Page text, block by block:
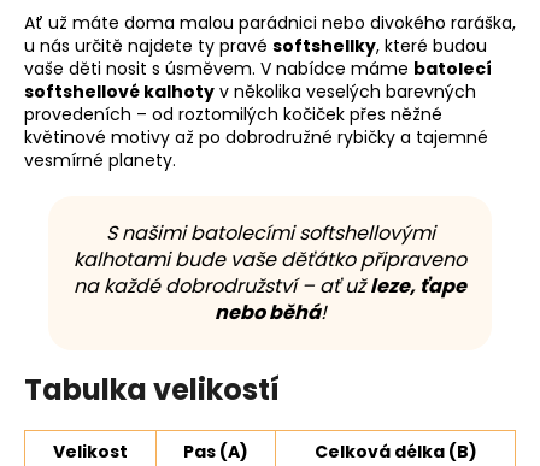
Ať už máte doma malou parádnici nebo divokého raráška,
u nás určitě najdete ty pravé softshellky, které budou
vaše děti nosit s úsměvem. V nabídce máme batolecí
softshellové kalhoty v několika veselých barevných
provedeních – od roztomilých kočiček přes něžné
květinové motivy až po dobrodružné rybičky a tajemné
vesmírné planety.
S našimi batolecími softshellovými
kalhotami bude vaše děťátko připraveno
na každé dobrodružství – ať užleze, ťape
nebo běhá!
Tabulka velikostí
Velikost Pas (A)
Celková délka (B)